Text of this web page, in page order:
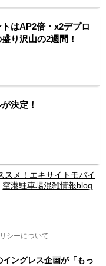
はAP2倍・x2デプロ
り沢山の2週間！
決定！
スメ！エキサイトモバイ
空港駐車場混雑情報blog
シーについて
ングレス企画が「もっ